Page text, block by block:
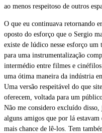
ao menos respeitoso de outros
O que eu continuava retornando
oposto do esforço que o Sergio
existe de lúdico nesse esforço
para uma instrumentalização
intermédio entre filmes e
uma ótima maneira da indústria
Uma versão respeitável do que
oferecem, voltada para um
Não me considero excluído disso,
alguns amigos que por lá
mais chance de lê-los. Tem